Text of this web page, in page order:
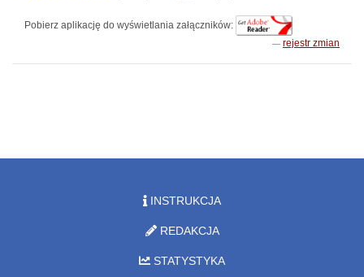
Pobierz aplikację do wyświetlania załączników:
rejestr zmian
INSTRUKCJA
REDAKCJA
STATYSTYKA